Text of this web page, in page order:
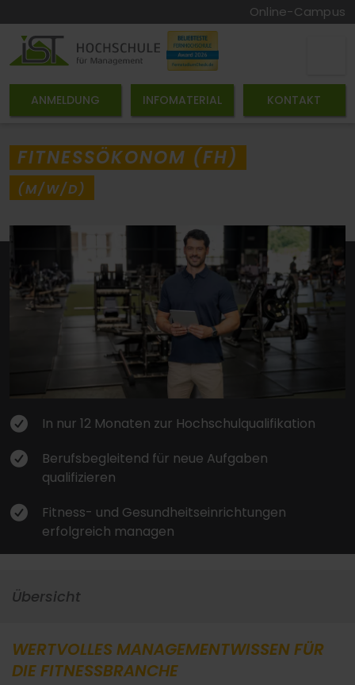
Online-Campus
ANMELDUNG INFOMATERIAL KONTAKT
FITNESSÖKONOM (FH)
(M/W/D)
In nur 12 Monaten zur Hochschulqualifikation
Berufsbegleitend für neue Aufgaben
qualifizieren
Fitness- und Gesundheitseinrichtungen
erfolgreich managen
Übersicht
WERTVOLLES MANAGEMENTWISSEN FÜR
DIE FITNESSBRANCHE